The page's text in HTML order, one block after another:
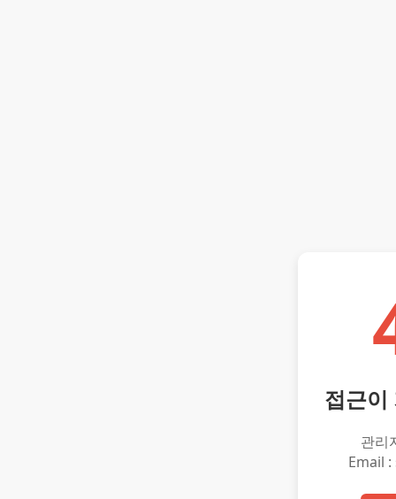
접근이
관리
Email